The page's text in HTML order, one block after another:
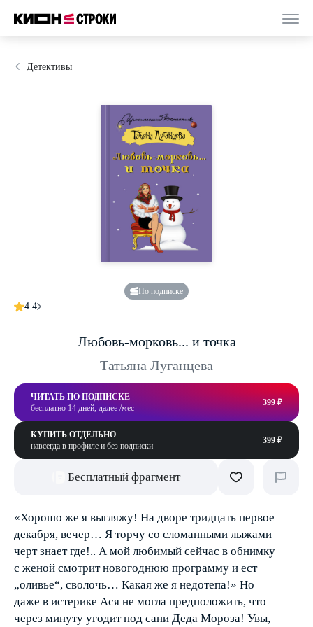
Детективы
По подписке
4.4
Любовь-морковь... и точка
Татьяна Луганцева
ЧИТАТЬ ПО ПОДПИСКЕ
бесплатно 14 дней, далее /мес
399 ₽
КУПИТЬ ОТДЕЛЬНО
навсегда в профиле и без подписки
399 ₽
Бесплатный фрагмент
«Хорошо же я выгляжу! На дворе тридцать первое
декабря, вечер… Я торчу со сломанными лыжами
черт знает где!.. А мой любимый сейчас в обнимку
с женой смотрит новогоднюю программу и ест
„оливье“, сволочь… Какая же я недотепа!» Но
даже в истерике Ася не могла предположить, что
через минуту угодит под сани Деда Мороза! Увы,